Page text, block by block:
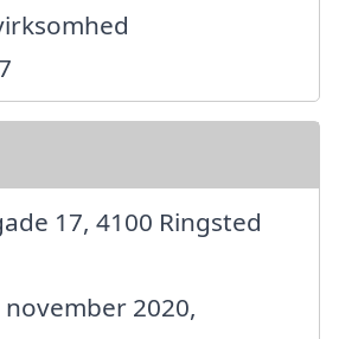
17, 4100 Ringsted
2020,